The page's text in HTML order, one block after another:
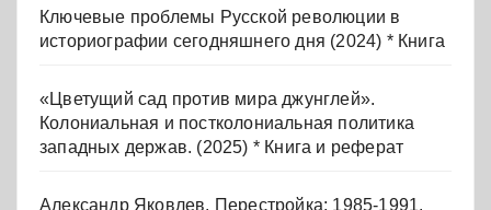
Ключевые проблемы Русской революции в
историографии сегодняшнего дня (2024) * Книга
«Цветущий сад против мира джунглей».
Колониальная и постколониальная политика
западных держав. (2025) * Книга и реферат
Александр Яковлев. Перестройка: 1985-1991.